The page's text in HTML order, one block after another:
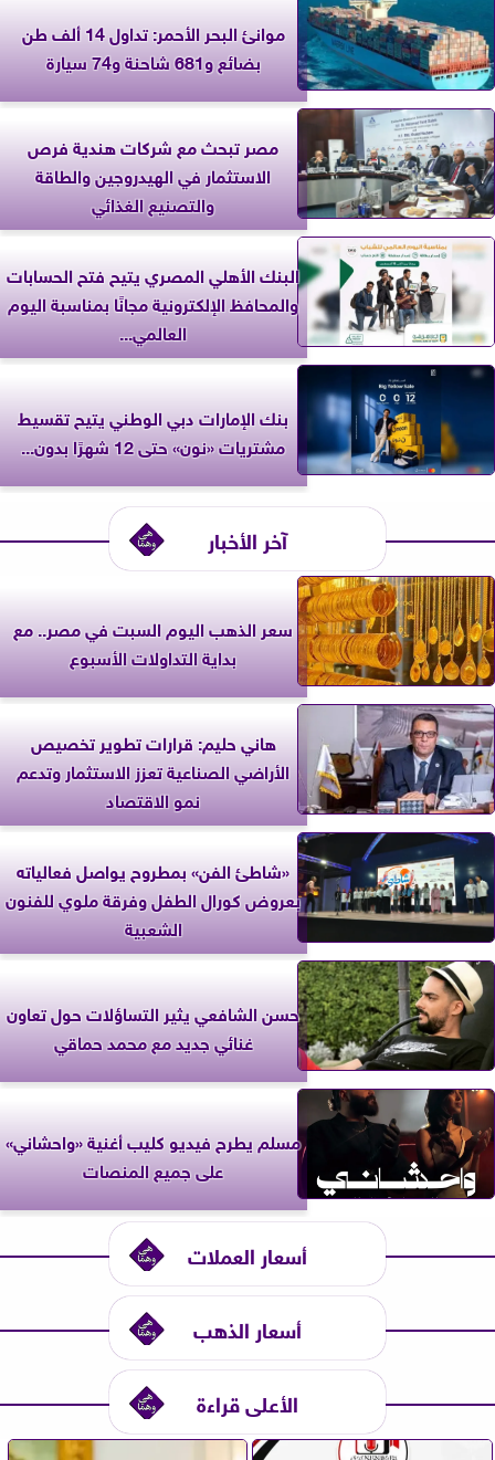
موانئ البحر الأحمر: تداول 14 ألف طن
بضائع و681 شاحنة و74 سيارة
مصر تبحث مع شركات هندية فرص
الاستثمار في الهيدروجين والطاقة
والتصنيع الغذائي
البنك الأهلي المصري يتيح فتح الحسابات
والمحافظ الإلكترونية مجانًا بمناسبة اليوم
العالمي...
بنك الإمارات دبي الوطني يتيح تقسيط
مشتريات «نون» حتى 12 شهرًا بدون...
آخر الأخبار
سعر الذهب اليوم السبت في مصر.. مع
بداية التداولات الأسبوع
هاني حليم: قرارات تطوير تخصيص
الأراضي الصناعية تعزز الاستثمار وتدعم
نمو الاقتصاد
«شاطئ الفن» بمطروح يواصل فعالياته
بعروض كورال الطفل وفرقة ملوي للفنون
الشعبية
حسن الشافعي يثير التساؤلات حول تعاون
غنائي جديد مع محمد حماقي
مسلم يطرح فيديو كليب أغنية «واحشاني»
على جميع المنصات
أسعار العملات
أسعار الذهب
الأعلى قراءة